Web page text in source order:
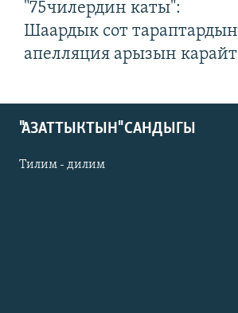
"75чилердин каты":
Шаардык сот тараптардын
апелляция арызын карайт
"АЗАТТЫКТЫН" САНДЫГЫ
Тилим - дилим